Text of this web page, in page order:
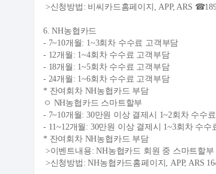
>신청방법: 비씨카드홈페이지, APP, ARS
6. NH농협카드
- 7~10개월: 1~3회차 수수료 고객부담
- 12개월: 1~4회차 수수료 고객부담
- 18개월: 1~5회차 수수료 고객부담
- 24개월: 1~6회차 수수료 고객부담
* 잔여회차 NH농협카드 부담
ㅇ NH농협카드 스마트할부
- 7~10개월: 30만원 이상 결제시 1~2회차 수수
- 11~12개월: 30만원 이상 결제시 1~3회차 수수
* 잔여회차 NH농협카드 부담
>이벤트내용: NH농협카드 회원 중 스마트할
>신청방법: NH농협카드홈페이지, APP, ARS